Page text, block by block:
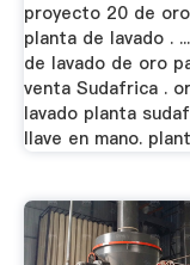
proyecto 20 de
planta de lavado .
de lavado de oro
venta Sudafrica .
lavado planta
llave en mano.